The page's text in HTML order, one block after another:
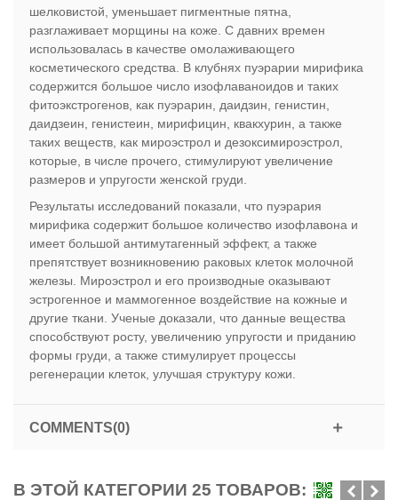
шелковистой, уменьшает пигментные пятна,
разглаживает морщины на коже. С давних времен
использовалась в качестве омолаживающего
косметического средства. В клубнях пуэрарии мирифика
содержится большое число изофлаваноидов и таких
фитоэкстрогенов, как пуэрарин, даидзин, генистин,
даидзеин, генистеин, мирифицин, квакхурин, а также
таких веществ, как мироэстрол и дезоксимироэстрол,
которые, в числе прочего, стимулируют увеличение
размеров и упругости женской груди.
Результаты исследований показали, что пуэрария
мирифика содержит большое количество изофлавона и
имеет большой антимутагенный эффект, а также
препятствует возникновению раковых клеток молочной
железы. Мироэстрол и его производные оказывают
эстрогенное и маммогенное воздействие на кожные и
другие ткани. Ученые доказали, что данные вещества
способствуют росту, увеличению упругости и приданию
формы груди, а также стимулирует процессы
регенерации клеток, улучшая структуру кожи.
COMMENTS(0)
В ЭТОЙ КАТЕГОРИИ 25 ТОВАРОВ: